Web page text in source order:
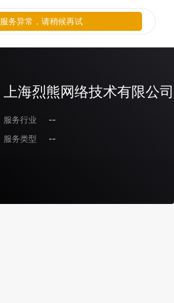
上海烈熊网络技术有限公司
服务行业
--
服务类型
--
服务异常，请稍候再试